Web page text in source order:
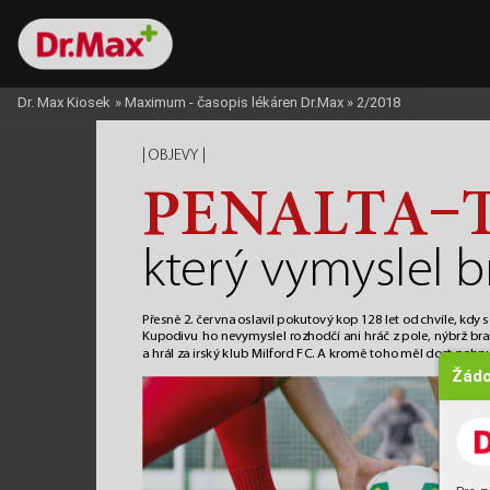
| OBJEVY
PENALTA
který vymyslel
Přesně 2. června oslavil pokutový kop 128 let od chvíle, kdy
Kupodivu ho nevymyslel rozhodčí ani hráč z pole, nýbrž
a hrál za irský klub Milford FC. A kromě toho měl dost
Dr. Max Kiosek » Maximum - časopis lékáren Dr.Max » 2/2018